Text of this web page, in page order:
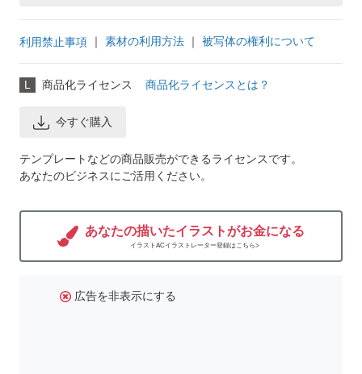
利用禁止事項 ｜ 素材の利用方法 ｜ 被写体の権利について
L 商品化ライセンス 商品化ライセンスとは？
今すぐ購入
テンプレートなどの商品販売ができるライセンスです。
あなたのビジネスにご活用ください。
あなたの描いたイラストがお金になる
イラストACイラストレーター登録はこちら>
広告を非表示にする